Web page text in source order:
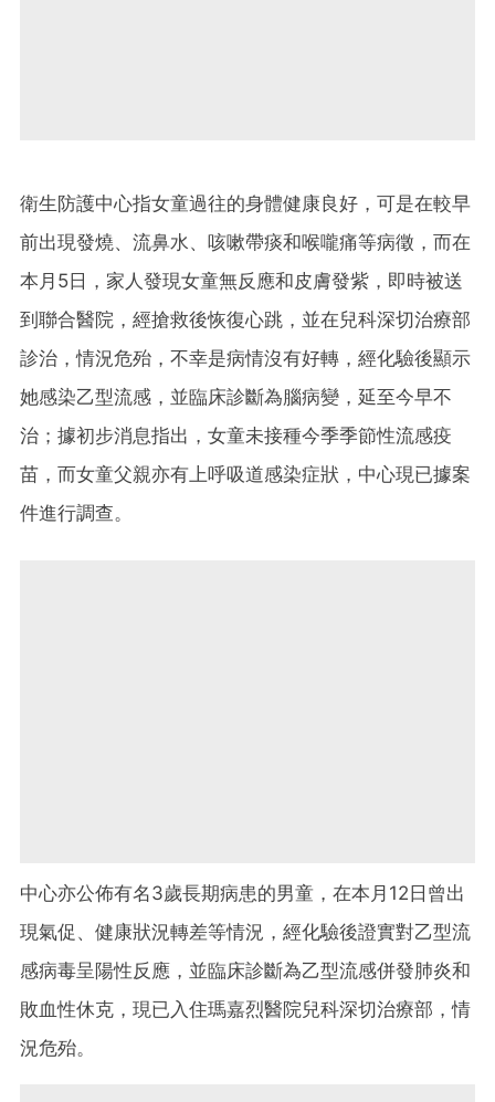
衛生防護中心指女童過往的身體健康良好，可是在較早
前出現發燒、流鼻水、咳嗽帶痰和喉嚨痛等病徵，而在
本月 5日，家人發現女童無反應和皮膚發紫，即時被送
到聯合醫院，經搶救後恢復心跳，並在兒科深切治療部
診治，情況危殆，不幸是病情沒有好轉，經化驗後顯示
她感染乙型流感，並臨床診斷為腦病變，延至今早不
治；據初步消息指出，女童未接種今季季節性流感疫
苗，而女童父親亦有上呼吸道感染症狀，中心現已據案
件進行調查。
中心亦公佈有名3歲長期病患的男童，在本月 12 日曾出
現氣促、健康狀況轉差等情況，經化驗後證實對乙型流
感病毒呈陽性反應，並臨床診斷為乙型流感併發肺炎和
敗血性休克，現已入住瑪嘉烈醫院兒科深切治療部，情
況危殆。